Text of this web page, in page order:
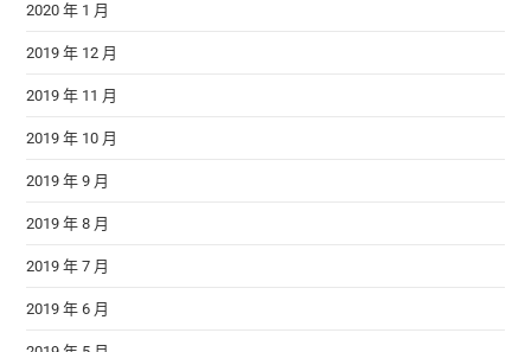
2020 年 1 月
2019 年 12 月
2019 年 11 月
2019 年 10 月
2019 年 9 月
2019 年 8 月
2019 年 7 月
2019 年 6 月